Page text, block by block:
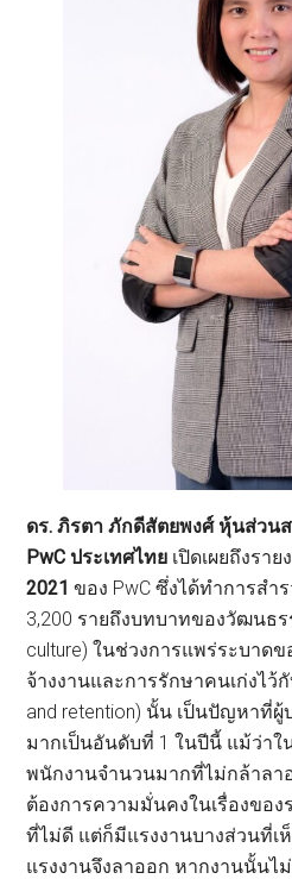
ดร. ภิรตา ภักดีสัตยพงศ์ หุ้นส่วน
PwC ประเทศไทย เปิดเผยถึงราย
2021 ของ PwC ซึ่งได้ทำการสำ
3,200 รายถึงบทบาทของวัฒนธร
culture) ในช่วงการแพร่ระบาด
จ้างงานและการรักษาคนเก่งไว้
and retention) นั้น เป็นปัญหาที่
มากเป็นอันดับที่ 1 ในปีนี้ แม้ว่า
พนักงานจำนวนมากที่ไม่กล้าลา
ต้องการความมั่นคงในเรื่องขอ
ที่ไม่ดี แต่ก็มีแรงงานบางส่วนที่เ
แรงงานจึงลาออก หากงานนั้นไ